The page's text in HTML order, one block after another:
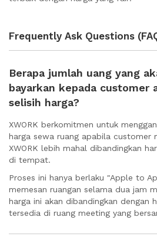
Frequently Ask Questions
Berapa jumlah uang yang
bayarkan kepada customer
selisih harga?
XWORK berkomitmen untuk
harga sewa ruang apabila customer
XWORK lebih mahal dibandingkan
di tempat.
Proses ini hanya berlaku "Apple to
memesan ruangan selama dua jam
harga ini akan dibandingkan dengan
tersedia di ruang meeting yang